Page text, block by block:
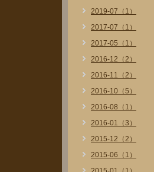
2019-07（1）
2017-07（1）
2017-05（1）
2016-12（2）
2016-11（2）
2016-10（5）
2016-08（1）
2016-01（3）
2015-12（2）
2015-06（1）